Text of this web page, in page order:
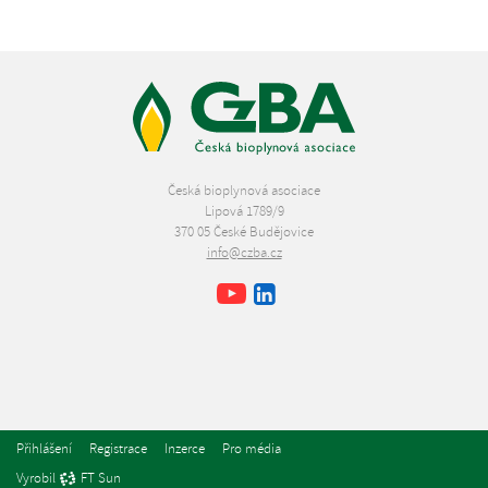
Česká bioplynová asociace
Lipová 1789/9
370 05 České Budějovice
info@czba.cz
Facebook
Youtube
Přihlášení Registrace Inzerce
Pro média
Vyrobil
FT Sun